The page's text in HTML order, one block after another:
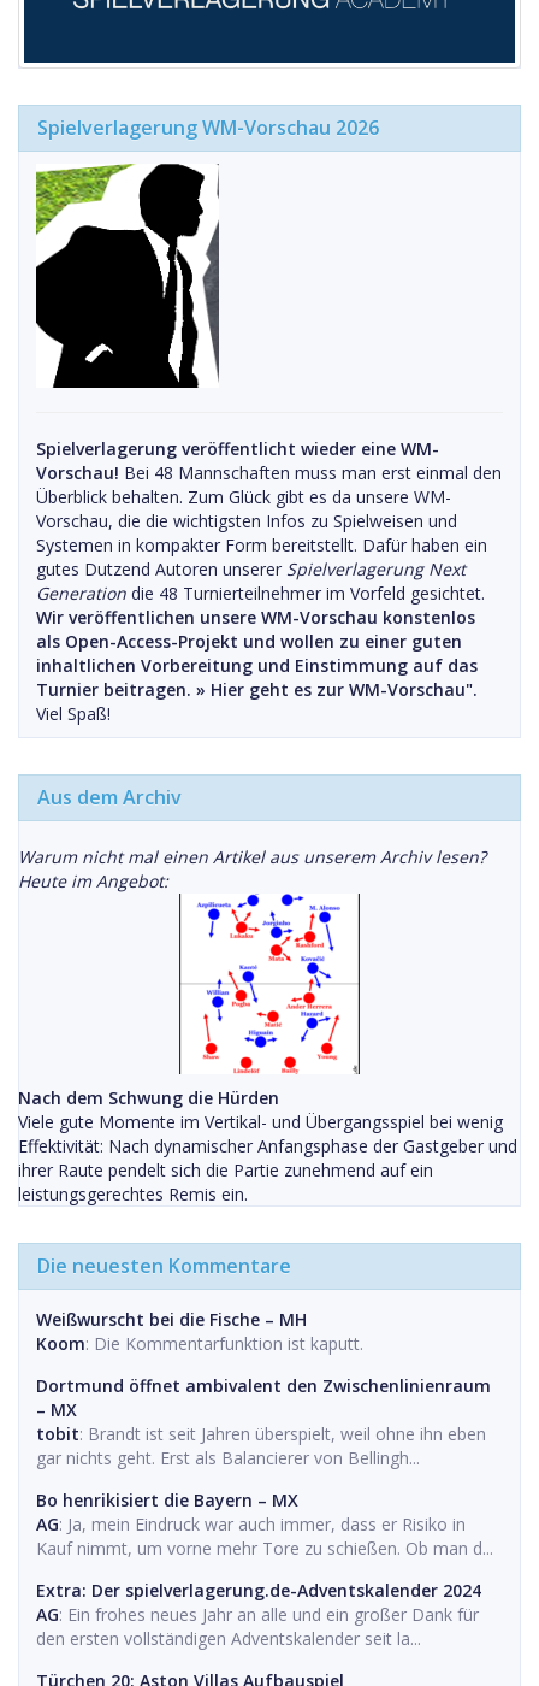
Spielverlagerung WM-Vorschau 2026
Spielverlagerung veröffentlicht wieder eine WM-
Vorschau! Bei 48 Mannschaften muss man erst einmal den
Überblick behalten. Zum Glück gibt es da unsere WM-
Vorschau, die die wichtigsten Infos zu Spielweisen und
Systemen in kompakter Form bereitstellt. Dafür haben ein
gutes Dutzend Autoren unserer Spielverlagerung Next
Generation die 48 Turnierteilnehmer im Vorfeld gesichtet.
Wir veröffentlichen unsere WM-Vorschau konstenlos
als Open-Access-Projekt und wollen zu einer guten
inhaltlichen Vorbereitung und Einstimmung auf das
Turnier beitragen. » Hier geht es zur WM-Vorschau".
Viel Spaß!
Aus dem Archiv
Warum nicht mal einen Artikel aus unserem Archiv lesen?
Heute im Angebot:
Nach dem Schwung die Hürden
Viele gute Momente im Vertikal- und Übergangsspiel bei wenig
Effektivität: Nach dynamischer Anfangsphase der Gastgeber und
ihrer Raute pendelt sich die Partie zunehmend auf ein
leistungsgerechtes Remis ein.
Die neuesten Kommentare
Weißwurscht bei die Fische – MH
Koom: Die Kommentarfunktion ist kaputt.
Dortmund öffnet ambivalent den Zwischenlinienraum
– MX
tobit: Brandt ist seit Jahren überspielt, weil ohne ihn eben
gar nichts geht. Erst als Balancierer von Bellingh...
Bo henrikisiert die Bayern – MX
AG: Ja, mein Eindruck war auch immer, dass er Risiko in
Kauf nimmt, um vorne mehr Tore zu schießen. Ob man d...
Extra: Der spielverlagerung.de-Adventskalender 2024
AG: Ein frohes neues Jahr an alle und ein großer Dank für
den ersten vollständigen Adventskalender seit la...
Türchen 20: Aston Villas Aufbauspiel